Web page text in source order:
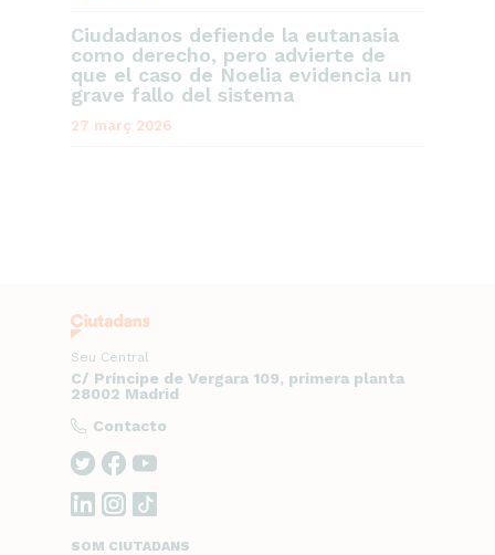
Ciudadanos defiende la eutanasia
como derecho, pero advierte de
que el caso de Noelia evidencia un
grave fallo del sistema
27 març 2026
Seu Central
C/ Príncipe de Vergara 109, primera planta
28002 Madrid
Contacto
SOM CIUTADANS